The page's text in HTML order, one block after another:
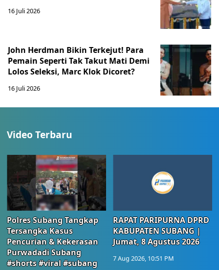
16 Juli 2026
John Herdman Bikin Terkejut! Para
Pemain Seperti Tak Takut Mati Demi
Lolos Seleksi, Marc Klok Dicoret?
16 Juli 2026
Video Terbaru
Polres Subang Tangkap
Tersangka Kasus
Pencurian & Kekerasan
Purwadadi Subang
#shorts #viral #subang
RAPAT PARIPURNA DPRD
KABUPATEN SUBANG |
Jumat, 8 Agustus 2026
7 Aug 2026, 10:51 PM